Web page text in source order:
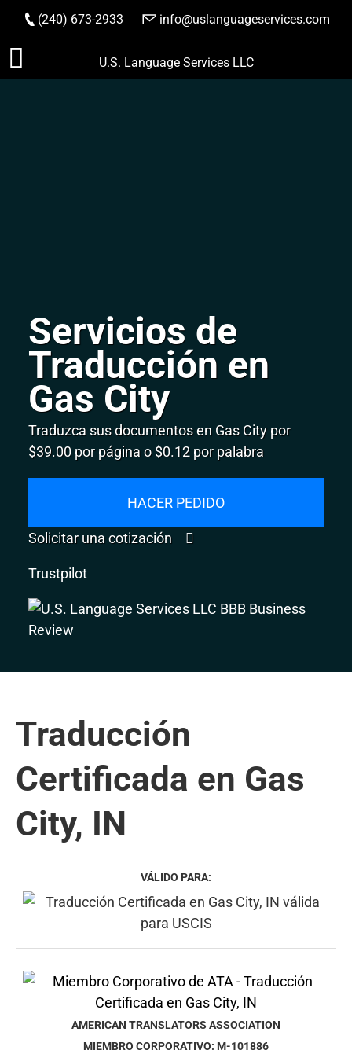
Saltar
(240) 673-2933 info@uslanguageservices.com
HACER PEDIDO
U.S. Language Services LLC
Servicios de
Traducción en
Gas City
Traduzca sus documentos en Gas City por
$39.00 por página o $0.12 por palabra
HACER PEDIDO
Solicitar una cotización
Trustpilot
Traducción
Certificada en Gas
City, IN
VÁLIDO PARA:
AMERICAN TRANSLATORS ASSOCIATION
MIEMBRO CORPORATIVO: M-101886